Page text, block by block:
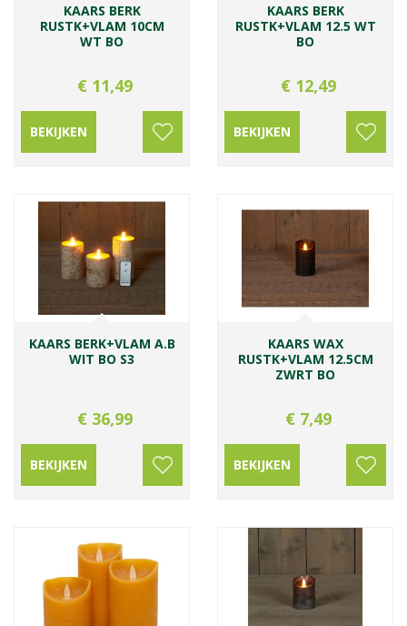
KAARS BERK
RUSTK+VLAM 10CM
WT BO
€ 11,49
BEKIJKEN
KAARS BERK
RUSTK+VLAM 12.5 WT
BO
€ 12,49
BEKIJKEN
KAARS BERK+VLAM A.B
WIT BO S3
€ 36,99
BEKIJKEN
KAARS WAX
RUSTK+VLAM 12.5CM
ZWRT BO
€ 7,49
BEKIJKEN